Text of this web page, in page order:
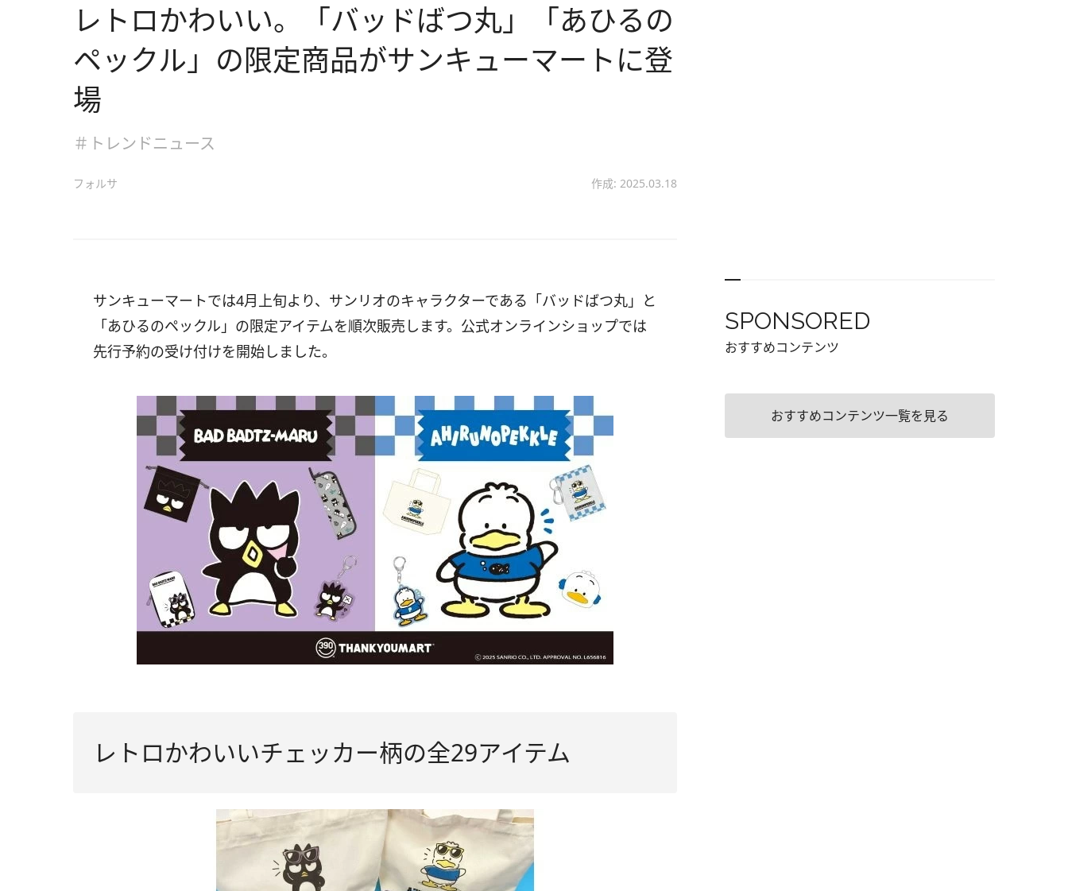
レトロかわいい。「バッドばつ丸」「あひるの
ペックル」の限定商品がサンキューマートに登
場
＃トレンドニュース
フォルサ 作成: 2025.03.18
サンキューマートでは4月上旬より、サンリオのキャラクターである「バッドばつ丸」と
「あひるのペックル」の限定アイテムを順次販売します。公式オンラインショップでは
先行予約の受け付けを開始しました。
レトロかわいいチェッカー柄の全29アイテム
SPONSORED
おすすめコンテンツ
おすすめコンテンツ一覧を見る